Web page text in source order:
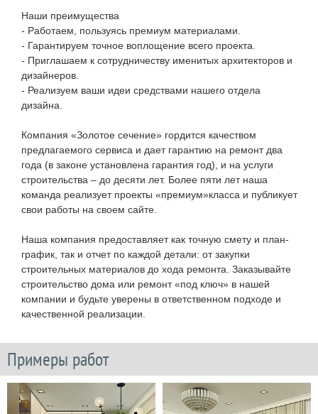
Наши преимущества
- Работаем, пользуясь премиум материалами.
- Гарантируем точное воплощение всего проекта.
- Приглашаем к сотрудничеству именитых архитекторов и
дизайнеров.
- Реализуем ваши идеи средствами нашего отдела
дизайна.
Компания «Золотое сечение» гордится качеством
предлагаемого сервиса и дает гарантию на ремонт два
года (в законе установлена гарантия год), и на услуги
строительства – до десяти лет. Более пяти лет наша
команда реализует проекты «премиум»класса и публикует
свои работы на своем сайте.
Наша компания предоставляет как точную смету и план-
график, так и отчет по каждой детали: от закупки
строительных материалов до хода ремонта. Заказывайте
строительство дома или ремонт «под ключ» в нашей
компании и будьте уверены в ответственном подходе и
качественной реализации.
Примеры работ